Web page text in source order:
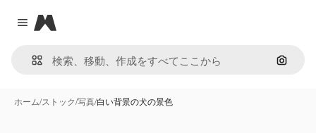
Close menu
Magnific
画像で
ホーム/ストック/写真/白い背景の犬の景色